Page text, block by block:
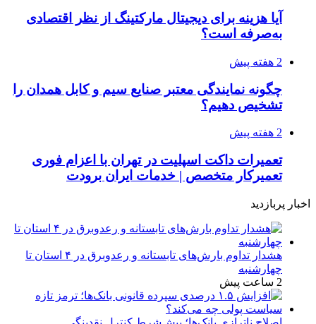
آیا هزینه برای دیجیتال مارکتینگ از نظر اقتصادی
به‌صرفه است؟
2 هفته پیش
چگونه نمایندگی معتبر صنایع سیم و کابل همدان را
تشخیص دهیم؟
2 هفته پیش
تعمیرات داکت اسپلیت در تهران با اعزام فوری
تعمیرکار متخصص | خدمات ایران برودت
اخبار پربازدید
هشدار تداوم بارش‌های تابستانه و رعدوبرق در ۴ استان تا
چهارشنبه
2 ساعت پیش